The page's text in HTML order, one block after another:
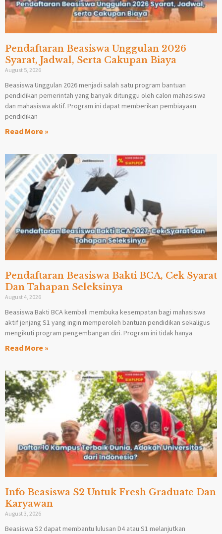
Pendaftaran Beasiswa Unggulan 2026
Syarat, Jadwal, Serta Cakupan Biaya
August 5, 2026
Beasiswa Unggulan 2026 menjadi salah satu program bantuan
pendidikan pemerintah yang banyak ditunggu oleh calon mahasiswa
dan mahasiswa aktif. Program ini dapat memberikan pembiayaan
pendidikan
Read More »
Pendaftaran Beasiswa Bakti BCA, Cek Syarat
Dan Tahapan Seleksinya
August 4, 2026
Beasiswa Bakti BCA kembali membuka kesempatan bagi mahasiswa
aktif jenjang S1 yang ingin memperoleh bantuan pendidikan sekaligus
mengikuti program pengembangan diri. Program ini tidak hanya
Read More »
Info Beasiswa S2 Untuk Fresh Graduate Dan
Karyawan
August 3, 2026
Beasiswa S2 dapat membantu lulusan D4 atau S1 melanjutkan